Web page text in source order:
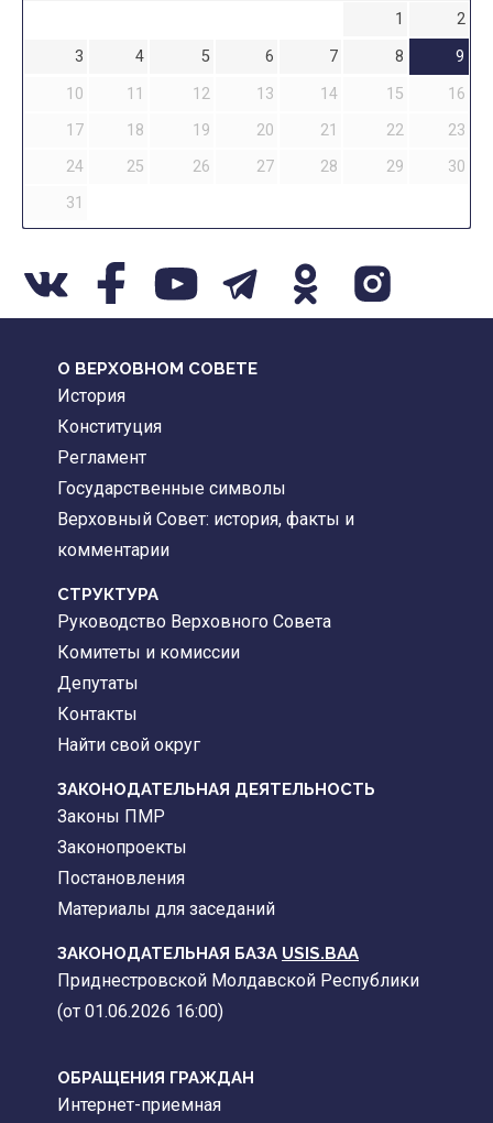
1
2
3
4 5 6 7 8
9
10
11 12 13 14 15
16
17
18 19 20 21 22
23
24
25 26 27 28 29
30
31
О ВЕРХОВНОМ СОВЕТЕ
История
Конституция
Регламент
Государственные символы
Верховный Совет: история, факты и
комментарии
CТРУКТУРА
Руководство Верховного Совета
Комитеты и комиссии
Депутаты
Контакты
Найти свой округ
ЗАКОНОДАТЕЛЬНАЯ ДЕЯТЕЛЬНОСТЬ
Законы ПМР
Законопроекты
Постановления
Материалы для заседаний
ЗАКОНОДАТЕЛЬНАЯ БАЗА USIS.BAA
Приднестровской Молдавской Республики
(от 01.06.2026 16:00)
ОБРАЩЕНИЯ ГРАЖДАН
Интернет-приемная